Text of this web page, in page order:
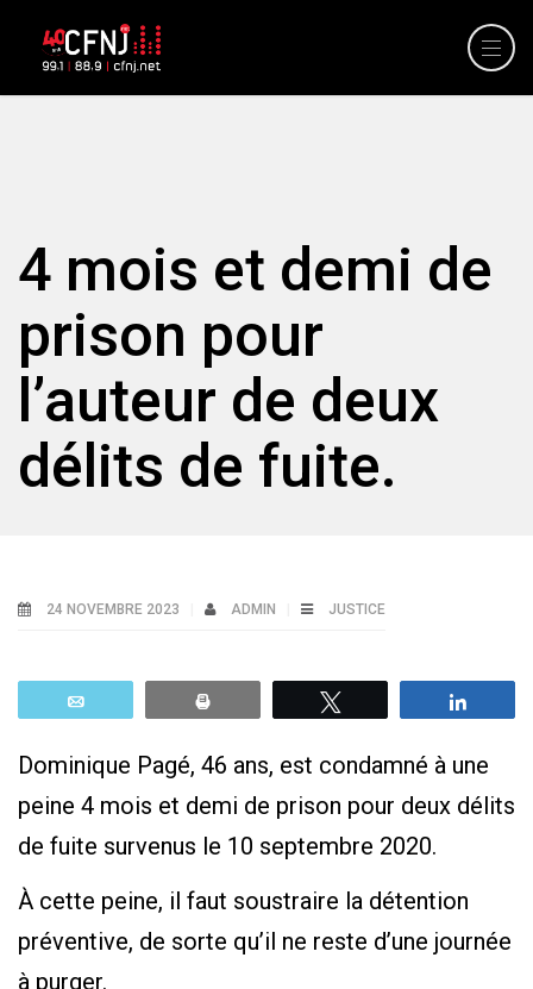
4 mois et demi de
prison pour
l’auteur de deux
délits de fuite.
24 NOVEMBRE 2023 ADMIN JUSTICE
Dominique Pagé, 46 ans, est condamné à une
peine 4 mois et demi de prison pour deux délits
de fuite survenus le 10 septembre 2020.
À cette peine, il faut soustraire la détention
préventive, de sorte qu’il ne reste d’une journée
à purger.